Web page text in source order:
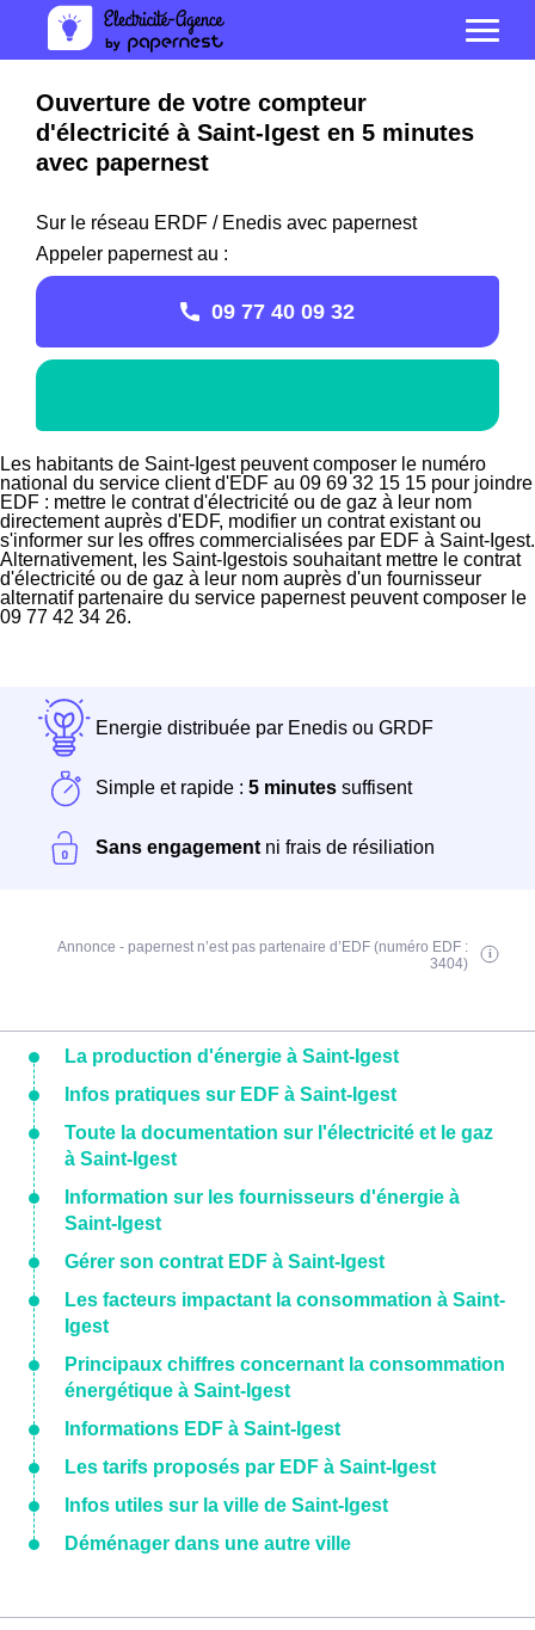
Ouverture de votre compteur
d'électricité à Saint-Igest en 5 minutes
avec papernest
Sur le réseau ERDF / Enedis avec papernest
Appeler papernest au :
09 77 40 09 32
Les habitants de Saint-Igest peuvent composer le numéro
national du service client d'EDF au 09 69 32 15 15 pour joindre
EDF : mettre le contrat d'électricité ou de gaz à leur nom
directement auprès d'EDF, modifier un contrat existant ou
s'informer sur les offres commercialisées par EDF à Saint-Igest.
Alternativement, les Saint-Igestois souhaitant mettre le contrat
d'électricité ou de gaz à leur nom auprès d'un fournisseur
alternatif partenaire du service papernest peuvent composer le
09 77 42 34 26.
Energie distribuée par Enedis ou GRDF
Simple et rapide : 5 minutes suffisent
Sans engagement ni frais de résiliation
Annonce - papernest n’est pas partenaire d’EDF (numéro EDF :
3404)
La production d'énergie à Saint-Igest
Infos pratiques sur EDF à Saint-Igest
Toute la documentation sur l'électricité et le gaz
à Saint-Igest
Information sur les fournisseurs d'énergie à
Saint-Igest
Gérer son contrat EDF à Saint-Igest
Les facteurs impactant la consommation à Saint-
Igest
Principaux chiffres concernant la consommation
énergétique à Saint-Igest
Informations EDF à Saint-Igest
Les tarifs proposés par EDF à Saint-Igest
Infos utiles sur la ville de Saint-Igest
Déménager dans une autre ville